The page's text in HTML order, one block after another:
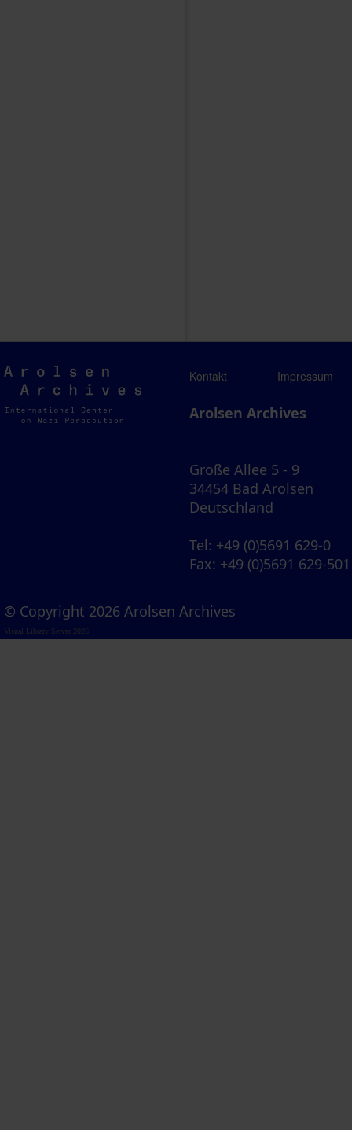
Arolsen
Archives
Kontakt Impressum
Arolsen Archives
Große Allee 5 - 9
34454 Bad Arolsen
Deutschland
Tel: +49 (0)5691 629-0
Fax: +49 (0)5691 629-501
© Copyright 2026 Arolsen Archives
Visual Library Server 2026